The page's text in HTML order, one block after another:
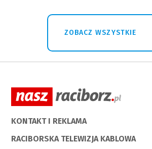
ZOBACZ WSZYSTKIE
KONTAKT I REKLAMA
RACIBORSKA TELEWIZJA KABLOWA